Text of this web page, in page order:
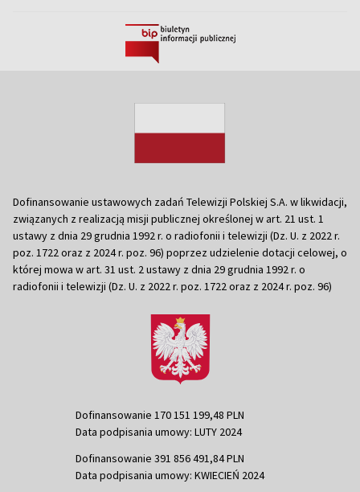
Dofinansowanie ustawowych zadań Telewizji Polskiej S.A. w likwidacji,
związanych z realizacją misji publicznej określonej w art. 21 ust. 1
ustawy z dnia 29 grudnia 1992 r. o radiofonii i telewizji (Dz. U. z 2022 r.
poz. 1722 oraz z 2024 r. poz. 96) poprzez udzielenie dotacji celowej, o
której mowa w art. 31 ust. 2 ustawy z dnia 29 grudnia 1992 r. o
radiofonii i telewizji (Dz. U. z 2022 r. poz. 1722 oraz z 2024 r. poz. 96)
Dofinansowanie 170 151 199,48 PLN
Data podpisania umowy: LUTY 2024
Dofinansowanie 391 856 491,84 PLN
Data podpisania umowy: KWIECIEŃ 2024